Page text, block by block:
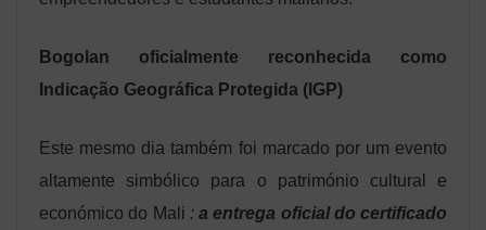
Bogolan oficialmente reconhecida como
Indicação Geográfica Protegida (IGP)
Este mesmo dia também foi marcado por um evento
altamente simbólico para o património cultural e
económico do Mali : a entrega oficial do certificado